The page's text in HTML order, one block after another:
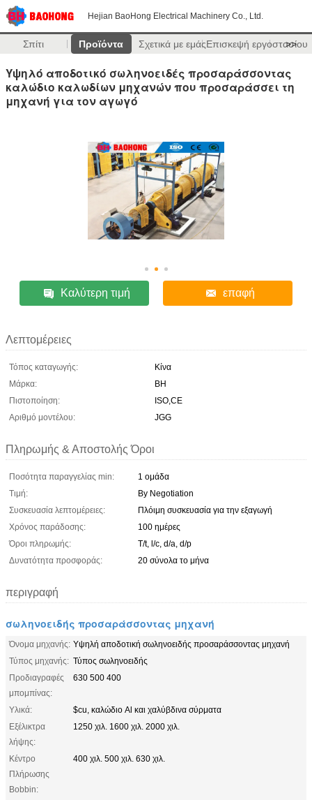
Hejian BaoHong Electrical Machinery Co., Ltd.
Σπίτι Προϊόντα Σχετικά με εμάςΕπισκεψή εργοστασίου
>>
Υψηλό αποδοτικό σωληνοειδές προσαράσσοντας
καλώδιο καλωδίων μηχανών που προσαράσσει τη
μηχανή για τον αγωγό
Καλύτερη τιμή επαφή
Λεπτομέρειες
Τόπος καταγωγής:
Κίνα
Μάρκα:
BH
Πιστοποίηση:
ISO,CE
Αριθμό μοντέλου:
JGG
Πληρωμής & Αποστολής Όροι
Ποσότητα παραγγελίας min:
1 ομάδα
Τιμή:
By Negotiation
Συσκευασία λεπτομέρειες:
Πλόιμη συσκευασία για την εξαγωγή
Χρόνος παράδοσης:
100 ημέρες
Όροι πληρωμής:
T/t, l/c, d/a, d/p
Δυνατότητα προσφοράς:
20 σύνολα το μήνα
περιγραφή
σωληνοειδής προσαράσσοντας μηχανή
Όνομα μηχανής: Υψηλή αποδοτική σωληνοειδής προσαράσσοντας μηχανή
Τύπος μηχανής: Τύπος σωληνοειδής
Προδιαγραφές
μπομπίνας:
630 500 400
Υλικά:
$cu, καλώδιο Al και χαλύβδινα σύρματα
Εξέλικτρα
λήψης:
1250 χιλ. 1600 χιλ. 2000 χιλ.
Κέντρο
Πλήρωσης
Bobbin:
400 χιλ. 500 χιλ. 630 χιλ.